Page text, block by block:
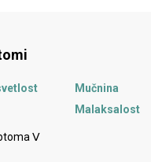
Mučnina
Malaksalost
ᐯ